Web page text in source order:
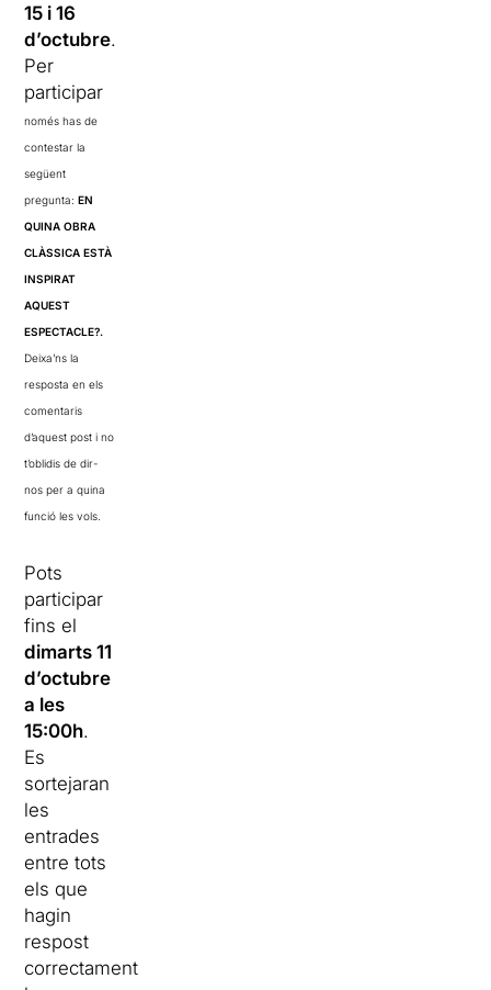
15 i 16
d’octubre.
Per
participar
només has de
contestar la
següent
pregunta:EN
QUINA OBRA
CLÀSSICA ESTÀ
INSPIRAT
AQUEST
ESPECTACLE?.
Deixa’ns la
resposta en els
comentaris
d’aquest post i no
t’oblidis de dir-
nos per a quina
funció les vols.
Pots
participar
fins el
dimarts 11
d’octubre
a les
15:00h.
Es
sortejaran
les
entrades
entre tots
els que
hagin
respost
correctament